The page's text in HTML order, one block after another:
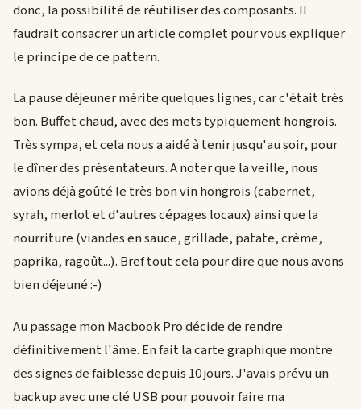
donc, la possibilité de réutiliser des composants. Il
faudrait consacrer un article complet pour vous expliquer
le principe de ce pattern.
La pause déjeuner mérite quelques lignes, car c'était très
bon. Buffet chaud, avec des mets typiquement hongrois.
Très sympa, et cela nous a aidé à tenir jusqu'au soir, pour
le dîner des présentateurs. A noter que la veille, nous
avions déjà goûté le très bon vin hongrois (cabernet,
syrah, merlot et d'autres cépages locaux) ainsi que la
nourriture (viandes en sauce, grillade, patate, crème,
paprika, ragoût...). Bref tout cela pour dire que nous avons
bien déjeuné :-)
Au passage mon Macbook Pro décide de rendre
définitivement l'âme. En fait la carte graphique montre
des signes de faiblesse depuis 10 jours. J'avais prévu un
backup avec une clé USB pour pouvoir faire ma